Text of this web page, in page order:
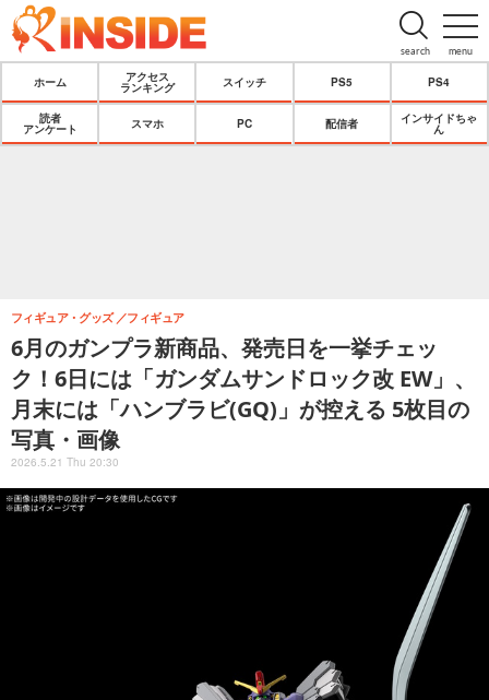
menu
search
ホーム
アクセス
ランキング
スイッチ PS5 PS4
読者
アンケート
スマホ PC 配信者
インサイドちゃ
ん
6月のガンプラ新商品、発売日を一挙チェッ
ク！6日には「ガンダムサンドロック改 EW」、
月末には「ハンブラビ(GQ)」が控える 5枚目の
写真・画像
フィギュア・グッズ フィギュア
2026.5.21 Thu 20:30